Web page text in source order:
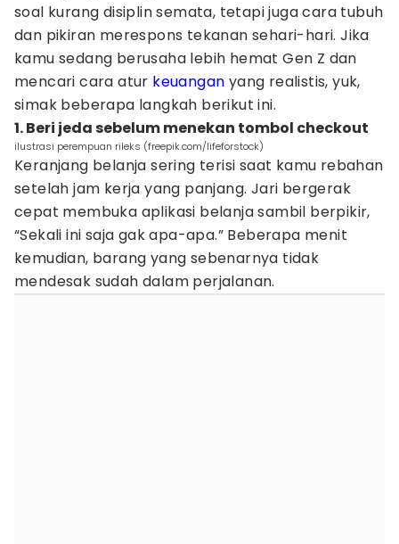
soal kurang disiplin semata, tetapi juga cara tubuh
dan pikiran merespons tekanan sehari-hari. Jika
kamu sedang berusaha lebih hemat Gen Z dan
mencari cara atur keuangan yang realistis, yuk,
simak beberapa langkah berikut ini.
1. Beri jeda sebelum menekan tombol checkout
ilustrasi perempuan rileks (freepik.com/lifeforstock)
Keranjang belanja sering terisi saat kamu rebahan
setelah jam kerja yang panjang. Jari bergerak
cepat membuka aplikasi belanja sambil berpikir,
“Sekali ini saja gak apa-apa.” Beberapa menit
kemudian, barang yang sebenarnya tidak
mendesak sudah dalam perjalanan.